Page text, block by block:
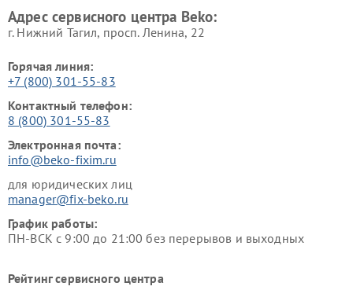
Адрес сервисного центра Beko:
г. Нижний Тагил, просп. Ленина, 22
Горячая линия:
+7 (800) 301-55-83
Контактный телефон:
8 (800) 301-55-83
Электронная почта:
info@beko-fixim.ru
для юридических лиц
manager@fix-beko.ru
График работы:
ПН-ВСК с 9:00 до 21:00 без перерывов и выходных
Рейтинг сервисного центра